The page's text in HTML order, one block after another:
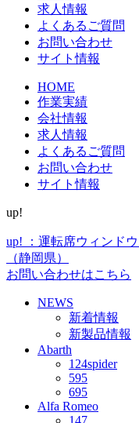
求人情報
よくあるご質問
お問い合わせ
サイト情報
HOME
作業実績
会社情報
求人情報
よくあるご質問
お問い合わせ
サイト情報
up!
up! ：運転席ウィンド
（静岡県）
お問い合わせはこちら
NEWS
新着情報
新製品情報
Abarth
124spider
595
695
Alfa Romeo
147